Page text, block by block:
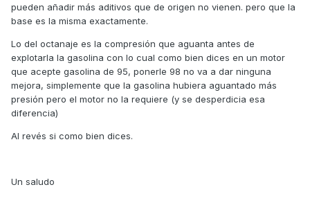
pueden añadir más aditivos que de origen no vienen. pero que la
base es la misma exactamente.
Lo del octanaje es la compresión que aguanta antes de
explotarla la gasolina con lo cual como bien dices en un motor
que acepte gasolina de 95, ponerle 98 no va a dar ninguna
mejora, simplemente que la gasolina hubiera aguantado más
presión pero el motor no la requiere (y se desperdicia esa
diferencia)
Al revés si como bien dices.
Un saludo